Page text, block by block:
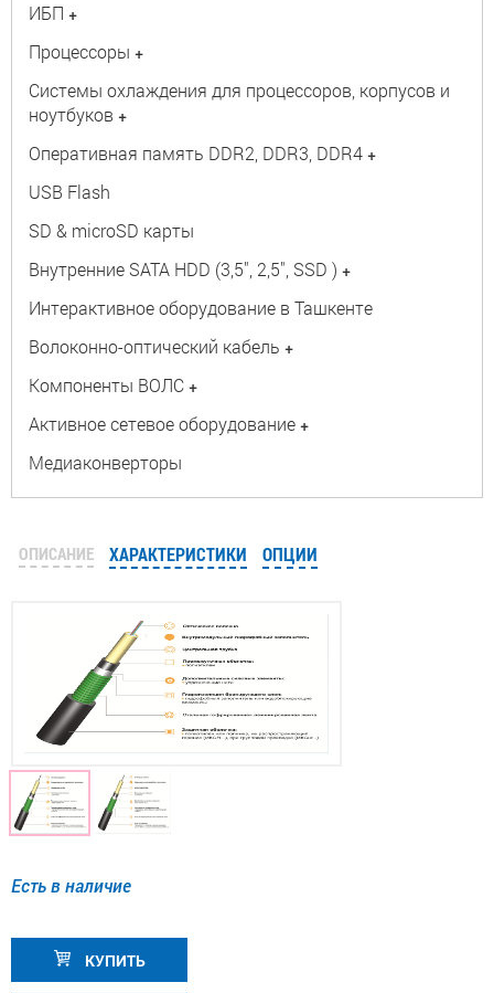
ИБП +
Процессоры +
Системы охлаждения для процессоров, корпусов и
ноутбуков +
Оперативная память DDR2, DDR3, DDR4 +
USB Flash
SD & microSD карты
Внутренние SATA HDD (3,5", 2,5", SSD ) +
Интерактивное оборудование в Ташкенте
Волоконно-оптический кабель +
Компоненты ВОЛС +
Активное сетевое оборудование +
Медиаконверторы
ОПИСАНИЕ ХАРАКТЕРИСТИКИ ОПЦИИ
Есть в наличие
КУПИТЬ